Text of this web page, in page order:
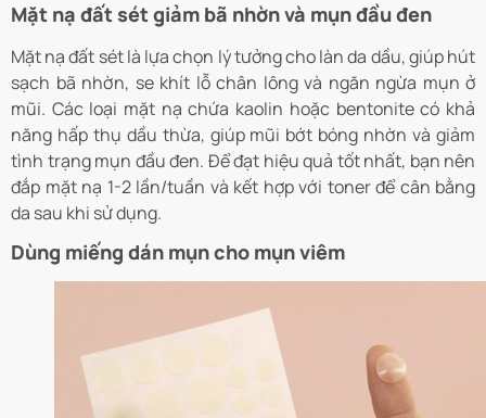
Mặt nạ đất sét giảm bã nhờn và mụn đầu đen
Mặt nạ đất sét là lựa chọn lý tưởng cho làn da dầu, giúp hút
sạch bã nhờn, se khít lỗ chân lông và ngăn ngừa mụn ở
mũi. Các loại mặt nạ chứa kaolin hoặc bentonite có khả
năng hấp thụ dầu thừa, giúp mũi bớt bóng nhờn và giảm
tình trạng mụn đầu đen. Để đạt hiệu quả tốt nhất, bạn nên
đắp mặt nạ 1-2 lần/tuần và kết hợp với toner để cân bằng
da sau khi sử dụng.
Dùng miếng dán mụn cho mụn viêm